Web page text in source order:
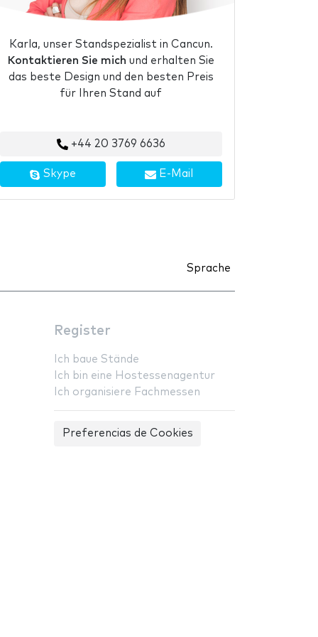
Karla, unser Standspezialist in Cancun.
Kontaktieren Sie mich und erhalten Sie
das beste Design und den besten Preis
für Ihren Stand auf
+44 20 3769 6636
Skype E-Mail
Sprache
Register
Ich baue Stände
Ich bin eine Hostessenagentur
Ich organisiere Fachmessen
Preferencias de Cookies